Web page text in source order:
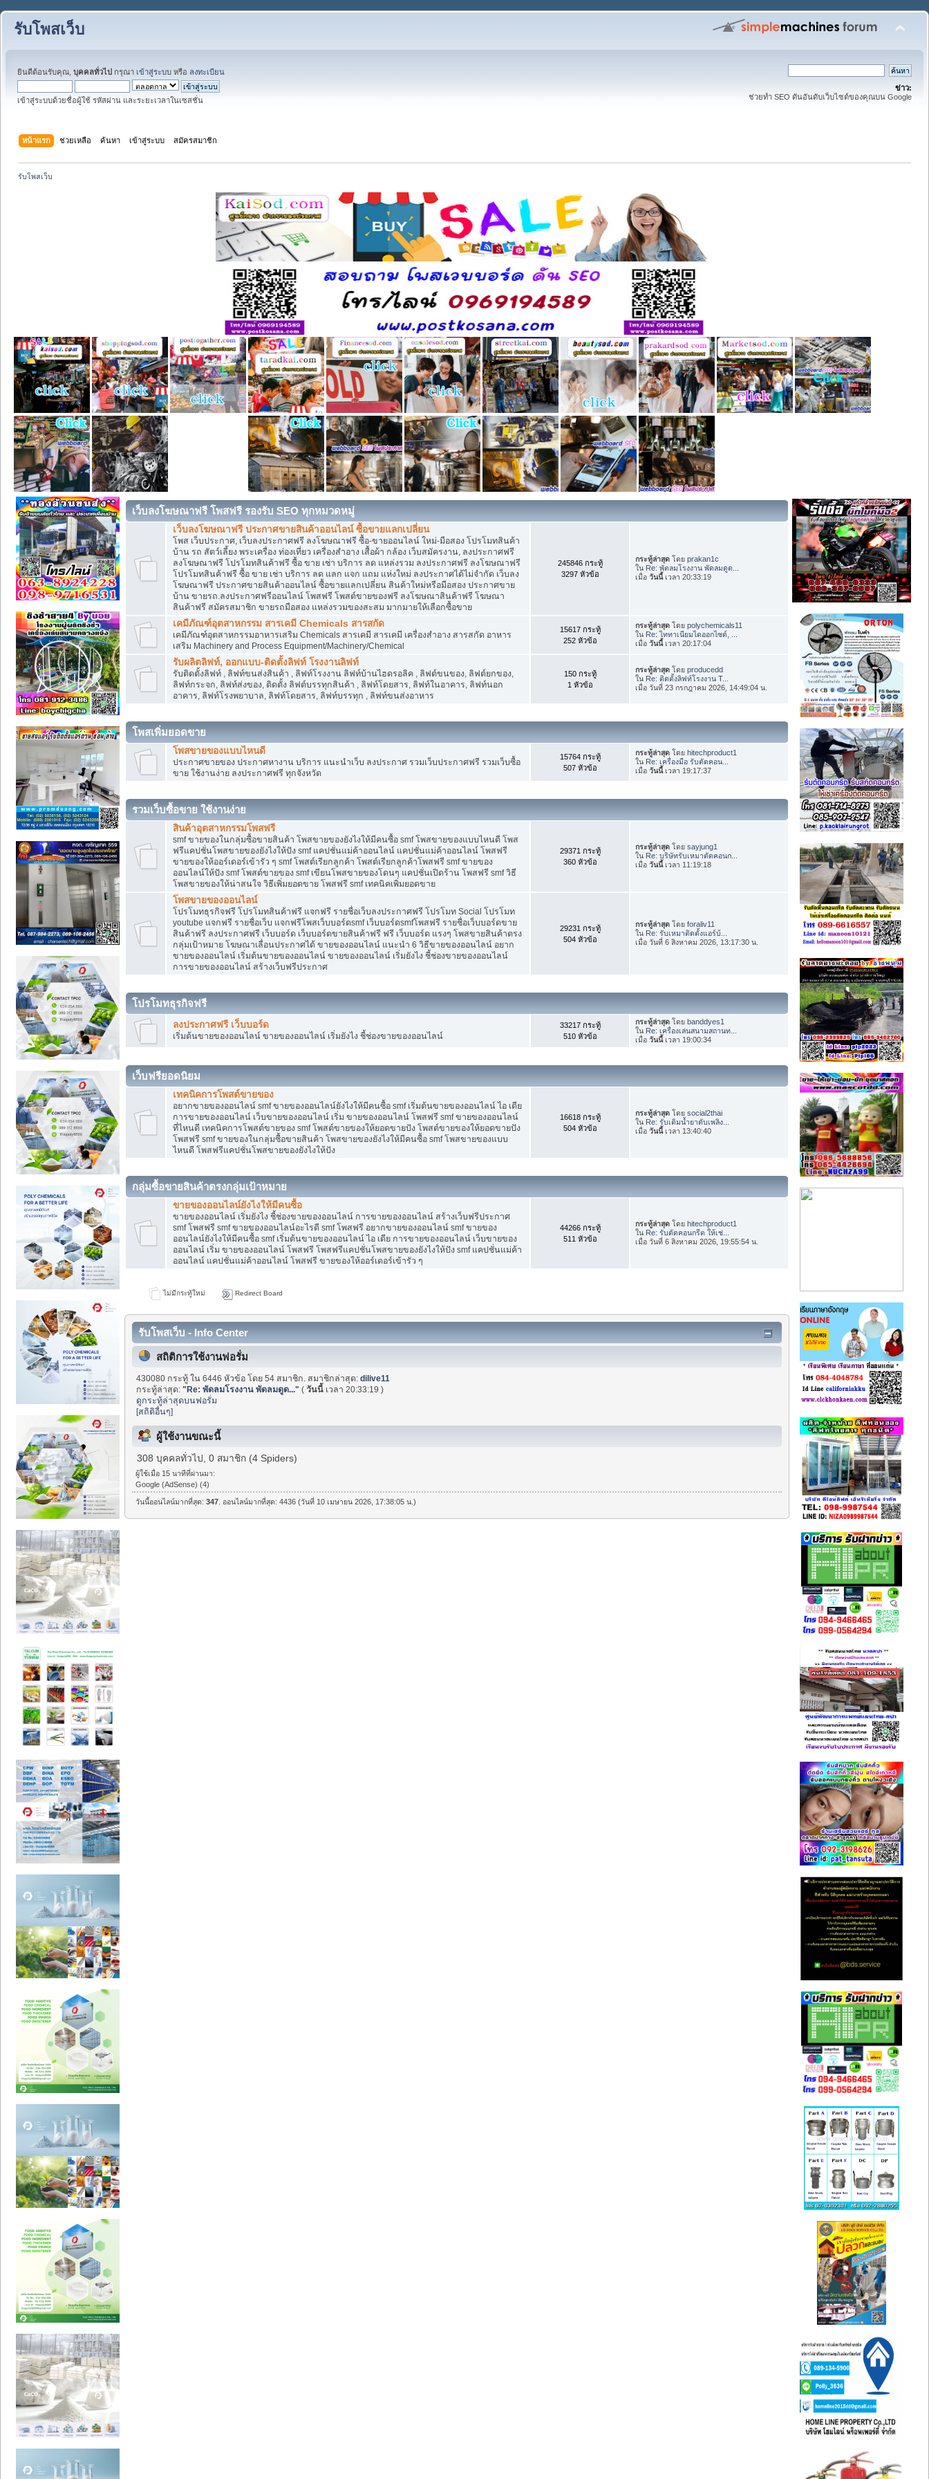
รับโพสเว็บ
ยินดีต้อนรับคุณ, บุคคลทั่วไป กรุณา เข้าสู่ระบบ หรือ ลงทะเบียน
เข้าสู่ระบบด้วยชื่อผู้ใช้ รหัสผ่าน และระยะเวลาในเซสชั่น
ข่าว:
ช่วยทำ SEO ดันอันดับเว็บไซต์ของคุณบน Google
หน้าแรก ช่วยเหลือ ค้นหา เข้าสู่ระบบ สมัครสมาชิก
รับโพสเว็บ
เว็บลงโฆษณาฟรี โพสฟรี รองรับ SEO ทุกหมวดหมู่
เว็บลงโฆษณาฟรี ประกาศขายสินค้าออนไลน์ ซื้อขายแลกเปลี่ยน
โพส เว็บประกาศ, เว็บลงประกาศฟรี ลงโฆษณาฟรี ซื้อ-ขายออนไลน์ ใหม่-มือสอง โปรโมทสินค้า
บ้าน รถ สัตว์เลี้ยง พระเครื่อง ท่องเที่ยว เครื่องสำอาง เสื้อผ้า กล้อง เว็บสมัครงาน, ลงประกาศฟรี
ลงโฆษณาฟรี โปรโมทสินค้าฟรี ซื้อ ขาย เช่า บริการ ลด แหล่งรวม ลงประกาศฟรี ลงโฆษณาฟรี
โปรโมทสินค้าฟรี ซื้อ ขาย เช่า บริการ ลด แลก แจก แถม แห่งใหม่ ลงประกาศได้ไม่จำกัด เว็บลง
โฆษณาฟรี ประกาศขายสินค้าออนไลน์ ซื้อขายแลกเปลี่ยน สินค้าใหม่หรือมือสอง ประกาศขาย
บ้าน ขายรถ.ลงประกาศฟรีออนไลน์ โพสฟรี โพสต์ขายของฟรี ลงโฆษณาสินค้าฟรี โฆษณา
สินค้าฟรี สมัครสมาชิก ขายรถมือสอง แหล่งรวมของสะสม มากมายให้เลือกซื้อขาย
245846 กระทู้
3297 หัวข้อ
กระทู้ล่าสุด โดยprakan1c
ใน Re: พัดลมโรงงาน พัดลมดูด...
เมื่อวันนี้เวลา 20:33:19
เคมีภัณฑ์อุตสาหกรรม สารเคมี Chemicals สารสกัด
เคมีภัณฑ์อุตสาหกรรมอาหารเสริม Chemicals สารเคมี สารเคมี เครื่องสำอาง สารสกัด อาหาร
เสริม Machinery and Process Equipment/Machinery/Chemical
15617 กระทู้
252 หัวข้อ
กระทู้ล่าสุด โดยpolychemicals11
ใน Re: ไททาเนียมไดออกไซด์, ...
เมื่อวันนี้เวลา 20:17:04
รับผลิตลิฟท์, ออกแบบ-ติดตั้งลิฟท์ โรงงานลิฟท์
รับติดตั้งลิฟท์ , ลิฟท์ขนส่งสินค้า , ลิฟท์โรงงาน ลิฟท์บ้านไฮดรอลิค , ลิฟต์ขนของ, ลิฟต์ยกของ,
ลิฟท์กระจก, ลิฟท์ส่งของ, ติดตั้ง ลิฟต์บรรทุกสินค้า , ลิฟท์โดยสาร, ลิฟท์ในอาคาร, ลิฟท์นอก
อาคาร, ลิฟท์โรงพยาบาล, ลิฟท์โดยสาร, ลิฟท์บรรทุก , ลิฟท์ขนส่งอาหาร
150 กระทู้
1 หัวข้อ
กระทู้ล่าสุด โดยproducedd
ใน Re: ติดตั้งลิฟท์โรงงาน T...
เมื่อ วันที่ 23 กรกฎาคม 2026, 14:49:04 น.
โพสเพิ่มยอดขาย
โพสขายของแบบไหนดี
ประกาศขายของ ประกาศหางาน บริการ แนะนำเว็บ ลงประกาศ รวมเว็บประกาศฟรี รวมเว็บซื้อ
ขาย ใช้งานง่าย ลงประกาศฟรี ทุกจังหวัด
15764 กระทู้
507 หัวข้อ
กระทู้ล่าสุด โดยhitechproduct1
ใน Re: เครื่องมือ รับตัดคอน...
เมื่อวันนี้เวลา 19:17:37
รวมเว็บซื้อขาย ใช้งานง่าย
สินค้าอุตสาหกรรมโพสฟรี
smf ขายของในกลุ่มซื้อขายสินค้า โพสขายของยังไงให้มีคนซื้อ smf โพสขายของแบบไหนดี โพส
ฟรีแคปชั่นโพสขายของยังไงให้ปัง smf แคปชั่นแม่ค้าออนไลน์ แคปชั่นแม่ค้าออนไลน์ โพสฟรี
ขายของให้ออร์เดอร์เข้ารัว ๆ smf โพสต์เรียกลูกค้า โพสต์เรียกลูกค้าโพสฟรี smf ขายของ
ออนไลน์ให้ปัง smf โพสต์ขายของ smf เขียนโพสขายของโดนๆ แคปชั่นเปิดร้าน โพสฟรี smf วิธี
โพสขายของให้น่าสนใจ วิธีเพิ่มยอดขาย โพสฟรี smf เทคนิคเพิ่มยอดขาย
29371 กระทู้
360 หัวข้อ
กระทู้ล่าสุด โดยsayjung1
ใน Re: บริษัทรับเหมาตัดคอนก...
เมื่อวันนี้เวลา 11:19:18
โพสขายของออนไลน์
โปรโมทธุรกิจฟรี โปรโมทสินค้าฟรี แจกฟรี รายชื่อเว็บลงประกาศฟรี โปรโมท Social โปรโมท
youtube แจกฟรี รายชื่อเว็บ แจกฟรีโพสเว็บบอร์ดsmf เว็บบอร์ดsmfโพสฟรี รายชื่อเว็บบอร์ดขาย
สินค้าฟรี ลงประกาศฟรี เว็บบอร์ด เว็บบอร์ดขายสินค้าฟรี ฟรี เว็บบอร์ด แรงๆ โพสขายสินค้าตรง
กลุ่มเป้าหมาย โฆษณาเลื่อนประกาศได้ ขายของออนไลน์ แนะนำ 6 วิธีขายของออนไลน์ อยาก
ขายของออนไลน์ เริ่มต้นขายของออนไลน์ ขายของออนไลน์ เริ่มยังไง ชี้ช่องขายของออนไลน์
การขายของออนไลน์ สร้างเว็บฟรีประกาศ
29231 กระทู้
504 หัวข้อ
กระทู้ล่าสุด โดยforaliv11
ใน Re: รับเหมาติดตั้งแอร์บ้...
เมื่อ วันที่ 6 สิงหาคม 2026, 13:17:30 น.
โปรโมทธุรกิจฟรี
ลงประกาศฟรี เว็บบอร์ด
เริ่มต้นขายของออนไลน์ ขายของออนไลน์ เริ่มยังไง ชี้ช่องขายของออนไลน์
33217 กระทู้
510 หัวข้อ
กระทู้ล่าสุด โดยbanddyes1
ใน Re: เครื่องเล่นสนามสถานท...
เมื่อวันนี้เวลา 19:00:34
เว็บฟรียอดนิยม
เทคนิคการโพสต์ขายของ
อยากขายของออนไลน์ smf ขายของออนไลน์ยังไงให้มีคนซื้อ smf เริ่มต้นขายของออนไลน์ ไอ เดีย
การขายของออนไลน์ เว็บขายของออนไลน์ เริ่ม ขายของออนไลน์ โพสฟรี smf ขายของออนไลน์
ที่ไหนดี เทคนิคการโพสต์ขายของ smf โพสต์ขายของให้ยอดขายปัง โพสต์ขายของให้ยอดขายปัง
โพสฟรี smf ขายของในกลุ่มซื้อขายสินค้า โพสขายของยังไงให้มีคนซื้อ smf โพสขายของแบบ
ไหนดี โพสฟรีแคปชั่นโพสขายของยังไงให้ปัง
16618 กระทู้
504 หัวข้อ
กระทู้ล่าสุด โดยsocial2thai
ใน Re: รับเติมน้ำยาดับเพลิง...
เมื่อวันนี้เวลา 13:40:40
กลุ่มซื้อขายสินค้าตรงกลุ่มเป้าหมาย
ขายของออนไลน์ยังไงให้มีคนซื้อ
ขายของออนไลน์ เริ่มยังไง ชี้ช่องขายของออนไลน์ การขายของออนไลน์ สร้างเว็บฟรีประกาศ
smf โพสฟรี smf ขายของออนไลน์อะไรดี smf โพสฟรี อยากขายของออนไลน์ smf ขายของ
ออนไลน์ยังไงให้มีคนซื้อ smf เริ่มต้นขายของออนไลน์ ไอ เดีย การขายของออนไลน์ เว็บขายของ
ออนไลน์ เริ่ม ขายของออนไลน์ โพสฟรี โพสฟรีแคปชั่นโพสขายของยังไงให้ปัง smf แคปชั่นแม่ค้า
ออนไลน์ แคปชั่นแม่ค้าออนไลน์ โพสฟรี ขายของให้ออร์เดอร์เข้ารัว ๆ
44266 กระทู้
511 หัวข้อ
กระทู้ล่าสุด โดยhitechproduct1
ใน Re: รับตัดคอนกรีต ให้เช่...
เมื่อ วันที่ 6 สิงหาคม 2026, 19:55:54 น.
ไม่มีกระทู้ใหม่ Redirect Board
รับโพสเว็บ - Info Center
สถิติการใช้งานฟอรั่ม
430080 กระทู้ ใน 6446 หัวข้อ โดย 54 สมาชิก. สมาชิกล่าสุด:dilive11
กระทู้ล่าสุด:"Re: พัดลมโรงงาน พัดลมดูด..." (วันนี้ เวลา 20:33:19 )
ดูกระทู้ล่าสุดบนฟอรั่ม
[สถิติอื่นๆ]
ผู้ใช้งานขณะนี้
308 บุคคลทั่วไป, 0 สมาชิก (4 Spiders)
ผู้ใช้เมื่อ 15 นาทีที่ผ่านมา:
Google (AdSense) (4)
วันนี้ออนไลน์มากที่สุด:347 . ออนไลน์มากที่สุด: 4436 (วันที่ 10 เมษายน 2026, 17:38:05 น.)